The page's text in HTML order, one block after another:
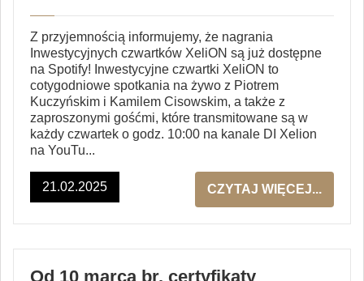
Z przyjemnością informujemy, że nagrania
Inwestycyjnych czwartków XeliON są już dostępne
na Spotify! Inwestycyjne czwartki XeliON to
cotygodniowe spotkania na żywo z Piotrem
Kuczyńskim i Kamilem Cisowskim, a także z
zaproszonymi gośćmi, które transmitowane są w
każdy czwartek o godz. 10:00 na kanale DI Xelion
na YouTu...
21.02.2025 CZYTAJ WIĘCEJ...
Od 10 marca br. certyfikaty